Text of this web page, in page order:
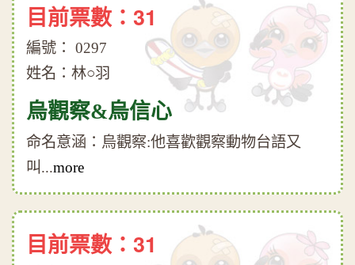
目前票數：31
編號： 0297
姓名：林○羽
烏觀察&烏信心
命名意涵：烏觀察:他喜歡觀察動物台語又
叫...more
目前票數：31